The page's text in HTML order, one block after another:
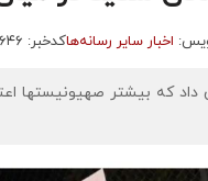
اخبار سایر رسانه‌هاکدخبر: ۶۵۵۶۴۶
که بیشتر صهیونیستها